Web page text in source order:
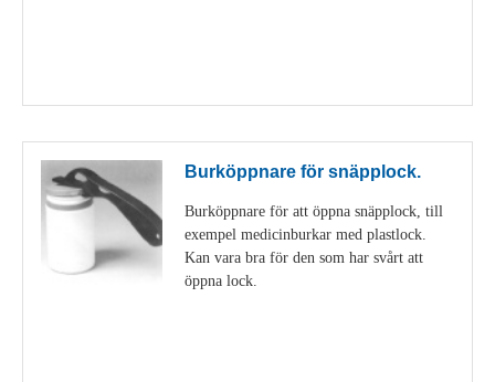
Burköppnare för snäpplock.
Burköppnare för att öppna snäpplock, till
exempel medicinburkar med plastlock.
Kan vara bra för den som har svårt att
öppna lock.